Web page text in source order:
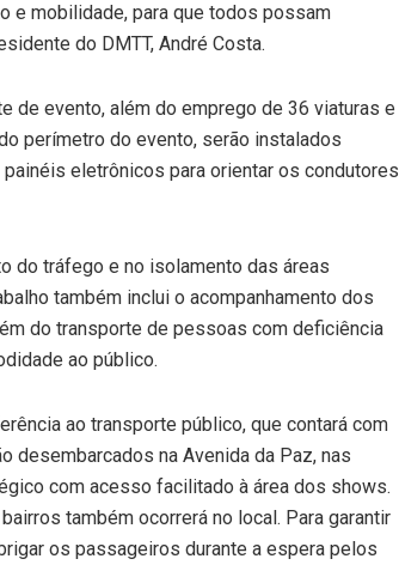
e mobilidade, para que todos possam
do DMTT, André Costa.
de evento, além do emprego de 36 viaturas e
perímetro do evento, serão instalados
eletrônicos para orientar os condutores
do tráfego e no isolamento das áreas
também inclui o acompanhamento dos
do transporte de pessoas com deficiência
ao público.
ao transporte público, que contará com
desembarcados na Avenida da Paz, nas
com acesso facilitado à área dos shows.
também ocorrerá no local. Para garantir
os passageiros durante a espera pelos